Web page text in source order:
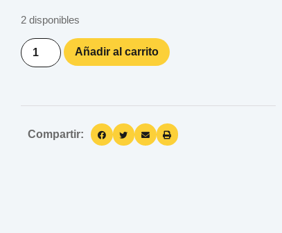
2 disponibles
Añadir al carrito
Compartir: